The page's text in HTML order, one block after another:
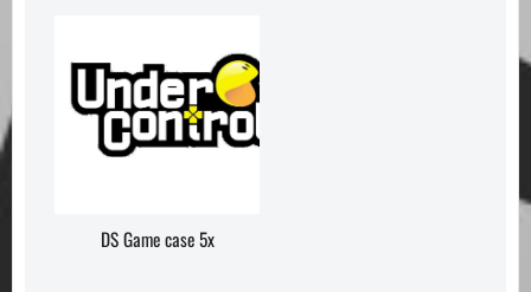
DS Game case 5x